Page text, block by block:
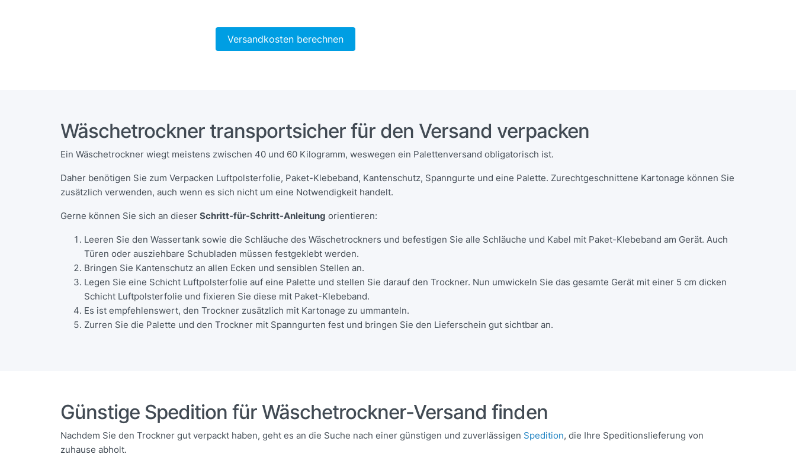
Versandkosten berechnen
Wäschetrockner transportsicher für den Versand verpacken
Ein Wäschetrockner wiegt meistens zwischen 40 und 60 Kilogramm, weswegen ein Palettenversand obligatorisch ist.
Daher benötigen Sie zum Verpacken Luftpolsterfolie, Paket-Klebeband, Kantenschutz, Spanngurte und eine Palette. Zurechtgeschnittene Kartonage können Sie
zusätzlich verwenden, auch wenn es sich nicht um eine Notwendigkeit handelt.
Gerne können Sie sich an dieser Schritt-für-Schritt-Anleitung orientieren:
Leeren Sie den Wassertank sowie die Schläuche des Wäschetrockners und befestigen Sie alle Schläuche und Kabel mit Paket-Klebeband am Gerät. Auch
Türen oder ausziehbare Schubladen müssen festgeklebt werden.
Bringen Sie Kantenschutz an allen Ecken und sensiblen Stellen an.
Legen Sie eine Schicht Luftpolsterfolie auf eine Palette und stellen Sie darauf den Trockner. Nun umwickeln Sie das gesamte Gerät mit einer 5 cm dicken
Schicht Luftpolsterfolie und fixieren Sie diese mit Paket-Klebeband.
Es ist empfehlenswert, den Trockner zusätzlich mit Kartonage zu ummanteln.
Zurren Sie die Palette und den Trockner mit Spanngurten fest und bringen Sie den Lieferschein gut sichtbar an.
Günstige Spedition für Wäschetrockner-Versand finden
Nachdem Sie den Trockner gut verpackt haben, geht es an die Suche nach einer günstigen und zuverlässigen Spedition, die Ihre Speditionslieferung von
zuhause abholt.